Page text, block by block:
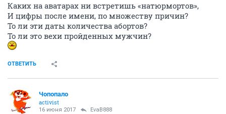
Каких на аватарах ни встретишь «натюрмортов»,
И цифры после имени, по множеству причин?
То ли эти даты количества абортов?
То ли это вехи пройденных мужчин?
ОТВЕТИТЬ
Чопопало
activist
16 июня 2017 EvaB888